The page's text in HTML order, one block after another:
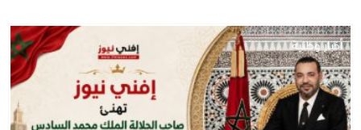
أخبار وطنية